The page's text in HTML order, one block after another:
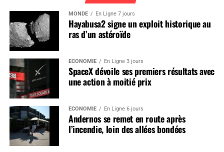
MONDE En Ligne 7 jours
Hayabusa2 signe un exploit historique au
ras d’un astéroïde
ÉCONOMIE En Ligne 3 jours
SpaceX dévoile ses premiers résultats avec
une action à moitié prix
ÉCONOMIE En Ligne 6 jours
Andernos se remet en route après
l’incendie, loin des allées bondées